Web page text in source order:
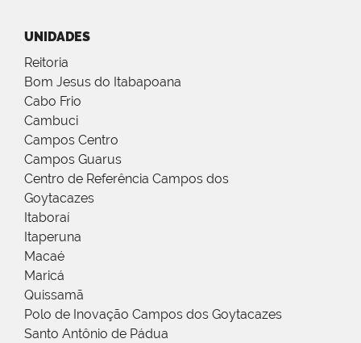
UNIDADES
Reitoria
Bom Jesus do Itabapoana
Cabo Frio
Cambuci
Campos Centro
Campos Guarus
Centro de Referência Campos dos
Goytacazes
Itaboraí
Itaperuna
Macaé
Maricá
Quissamã
Polo de Inovação Campos dos Goytacazes
Santo Antônio de Pádua